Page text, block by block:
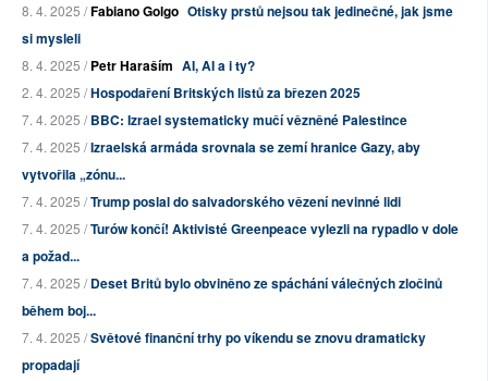
8. 4. 2025 /Fabiano Golgo Otisky prstů nejsou tak jedinečné, jak jsme
si mysleli
8. 4. 2025 /Petr Haraším AI, AI a i ty?
2. 4. 2025 /Hospodaření Britských listů za březen 2025
7. 4. 2025 /BBC: Izrael systematicky mučí vězněné Palestince
7. 4. 2025 /Izraelská armáda srovnala se zemí hranice Gazy, aby
vytvořila „zónu...
7. 4. 2025 /Trump poslal do salvadorského vězení nevinné lidi
7. 4. 2025 /Turów končí! Aktivisté Greenpeace vylezli na rypadlo v dole
a požad...
7. 4. 2025 /Deset Britů bylo obviněno ze spáchání válečných zločinů
během boj...
7. 4. 2025 /Světové finanční trhy po víkendu se znovu dramaticky
propadají